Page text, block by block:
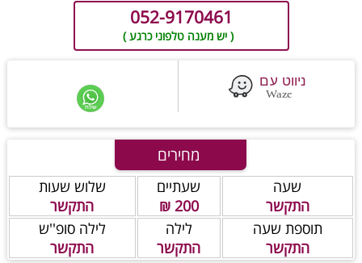
052-9170461
( יש מענה טלפוני כרגע )
מחירים
שעה
התקשר
שעתיים
200 ₪
שלוש שעות
התקשר
תוספת שעה
התקשר
לילה
התקשר
לילה סופ''ש
התקשר